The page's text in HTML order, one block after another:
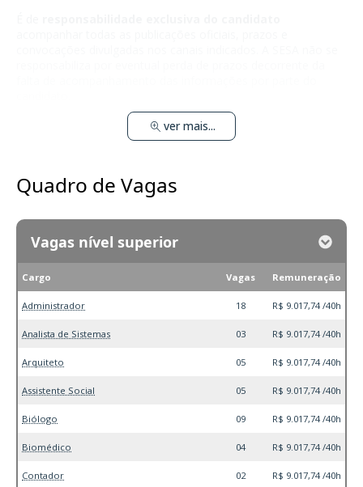
ver mais...
Quadro de Vagas
Vagas nível superior
Cargo Vagas Remuneração
Administrador 18 R$ 9.017,74 /40h
Analista de Sistemas 03 R$ 9.017,74 /40h
Arquiteto 05 R$ 9.017,74 /40h
Assistente Social 05 R$ 9.017,74 /40h
Biólogo 09 R$ 9.017,74 /40h
Biomédico 04 R$ 9.017,74 /40h
Contador 02 R$ 9.017,74 /40h